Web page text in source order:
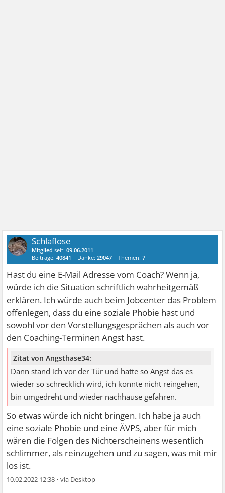
Schlaflose
Mitglied seit:09.06.2011
Beiträge:40841 Danke:29047 Themen:7
Hast du eine E-Mail Adresse vom Coach? Wenn ja,
würde ich die Situation schriftlich wahrheitgemäß
erklären. Ich würde auch beim Jobcenter das Problem
offenlegen, dass du eine soziale Phobie hast und
sowohl vor den Vorstellungsgesprächen als auch vor
den Coaching-Terminen Angst hast.
Zitat von Angsthase34:
Dann stand ich vor der Tür und hatte so Angst das es
wieder so schrecklich wird, ich konnte nicht reingehen,
bin umgedreht und wieder nachhause gefahren.
So etwas würde ich nicht bringen. Ich habe ja auch
eine soziale Phobie und eine ÄVPS, aber für mich
wären die Folgen des Nichterscheinens wesentlich
schlimmer, als reinzugehen und zu sagen, was mit mir
los ist.
10.02.2022 12:38 •